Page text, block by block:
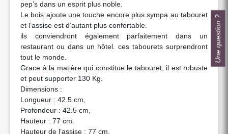
pep’s dans un esprit plus noble.
Le bois ajoute une touche encore plus sympa au tabouret
et l’assise est d’autant plus confortable.
ils conviendront également parfaitement dans un
restaurant ou dans un hôtel. ces tabourets surprendront
tout le monde.
Grace à la matière qui constitue le tabouret, il est robuste
et peut supporter 130 Kg.
Dimensions :
Longueur : 42.5 cm,
Profondeur : 42.5 cm,
Hauteur : 77 cm.
Hauteur de l’assise : 77 cm.
Une question ?